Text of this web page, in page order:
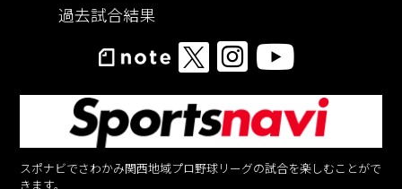
過去試合結果
スポナビでさわかみ関西地域プロ野球リーグの試合を楽しむことがで
きます。